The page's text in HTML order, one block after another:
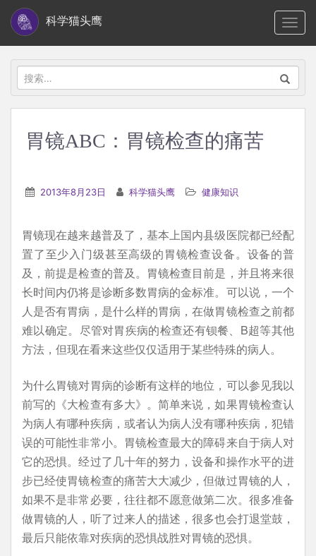
i
科学猫头鹰
搜
索：
胃镜ABC：胃镜检查的痛苦
2013年8月23日 科学猫头鹰 健康知识
胃镜现在越来越普及了，基本上国内县级医院都已经配
置了至少入门级甚至高级的胃镜检查设备。设备的普
及，前提是检查的普及。胃镜检查目前是，并且将来很
长时间内仍将是诊断多数胃病的金标准。可以说，一个
人是否有胃病，是什么样的胃病，在做胃镜检查之前都
难以确定。尽管对胃疾病的检查还有钡餐、B超等其他
方法，但现在看来这些仅仅适用于某些特殊的病人。
为什么胃镜对胃病的诊断有这样的地位，可以参见我以
前写的《大检查有多大》。简单来说，如果胃镜检查认
为病人有哪种疾病，或者认为病人没有哪种疾病，犯错
误的可能性非常小。胃镜检查最大的障碍来自于病人对
它的恐惧。经过了几十年的努力，设备和操作水平的进
步已经使胃镜检查的痛苦大大减少，但做过胃镜的人，
如果不是非常必要，往往都不愿意做第二次。很多准备
做胃镜的人，听了过来人的描述，很多也会打退堂鼓，
最后只能依靠对疾病的恐惧战胜对胃镜的恐惧。